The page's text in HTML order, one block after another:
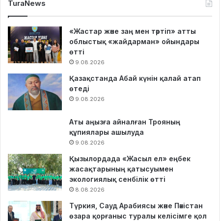
TuraNews
«Жастар және заң мен тәртіп» атты
облыстық «жайдарман» ойындары
өтті
9.08.2026
Қазақстанда Абай күнін қалай атап
өтеді
9.08.2026
Аты аңызға айналған Трояның
құпиялары ашылуда
9.08.2026
Қызылордада «Жасыл ел» еңбек
жасақтарының қатысуымен
экологиялық сенбілік өтті
8.08.2026
Түркия, Сауд Арабиясы және Пәкістан
өзара қорғаныс туралы келісімге қол